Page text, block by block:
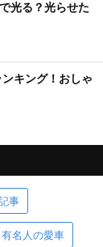
光る？光らせた
ンキング！おしゃ
事
名人の愛車